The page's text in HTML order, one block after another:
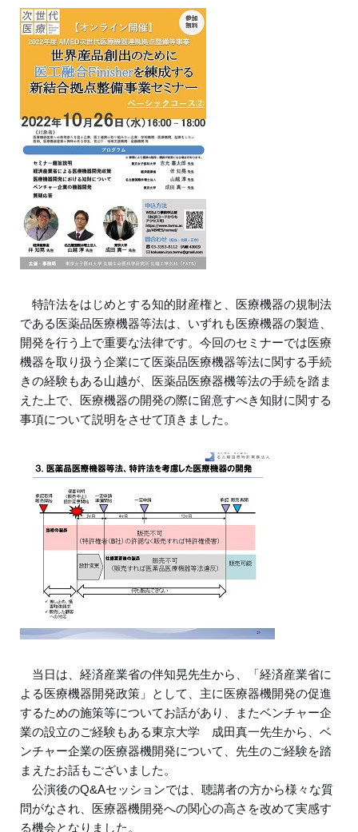
特許法をはじめとする知的財産権と、医療機器の規制法
である医薬品医療機器等法は、いずれも医療機器の製造、
開発を行う上で重要な法律です。今回のセミナーでは医療
機器を取り扱う企業にて医薬品医療機器等法に関する手続
きの経験もある山越が、医薬品医療器機等法の手続を踏ま
えた上で、医療機器の開発の際に留意すべき知財に関する
事項について説明をさせて頂きました。
当日は、経済産業省の伴知晃先生から、「経済産業省に
よる医療機器開発政策」として、主に医療器機開発の促進
するための施策等についてお話があり、またベンチャー企
業の設立のご経験もある東京大学 成田真一先生から、ベ
ンチャー企業の医療器機開発について、先生のご経験を踏
まえたお話もございました。
公演後のQ&Aセッションでは、聴講者の方から様々な質
問がなされ、医療器機開発への関心の高さを改めて実感す
る機会となりました。